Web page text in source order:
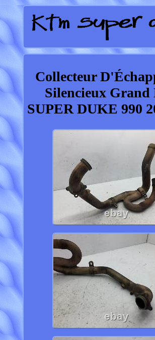
Collecteur
Silencieux
SUPER DUKE 990